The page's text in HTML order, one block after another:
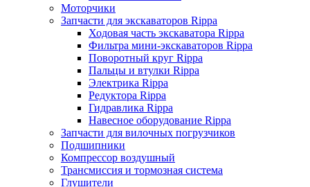
Моторчики
Запчасти для экскаваторов Rippa
Ходовая часть экскаватора Rippa
Фильтра мини-экскаваторов Rippa
Поворотный круг Rippa
Пальцы и втулки Rippa
Электрика Rippa
Редуктора Rippa
Гидравлика Rippa
Навесное оборудование Rippa
Запчасти для вилочных погрузчиков
Подшипники
Компрессор воздушный
Трансмиссия и тормозная система
Глушители